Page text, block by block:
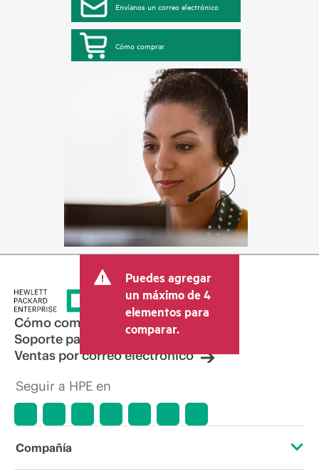
Envíanos un correo electrónico
Cómo comprar
Puedes agregar
un máximo de 4
elementos para
comparar.
Cómo comprar
Soporte para productos
Ventas por correo electrónico
Seguir a HPE en
Compañía